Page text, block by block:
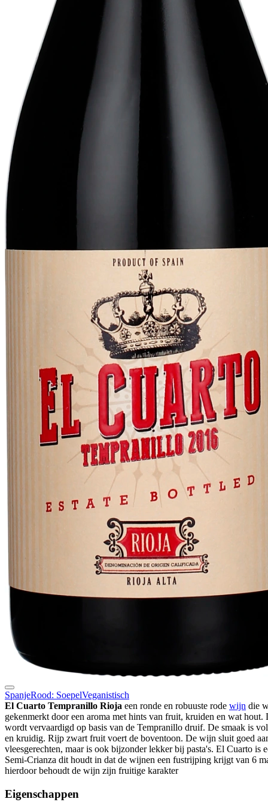
SpanjeRood: SoepelVeganistisch
El Cuarto Tempranillo Rioja een ronde en robuuste rode wijn die
gekenmerkt door een aroma met hints van fruit, kruiden en wat hout.
wordt vervaardigd op basis van de Tempranillo druif. De smaak is
en kruidig. Rijp zwart fruit voert de boventoon. De wijn sluit goed
vleesgerechten, maar is ook bijzonder lekker bij pasta's. El Cuarto is
Semi-Crianza dit houdt in dat de wijnen een fustrijping krijgt van 6
hierdoor behoudt de wijn zijn fruitige karakter
Eigenschappen